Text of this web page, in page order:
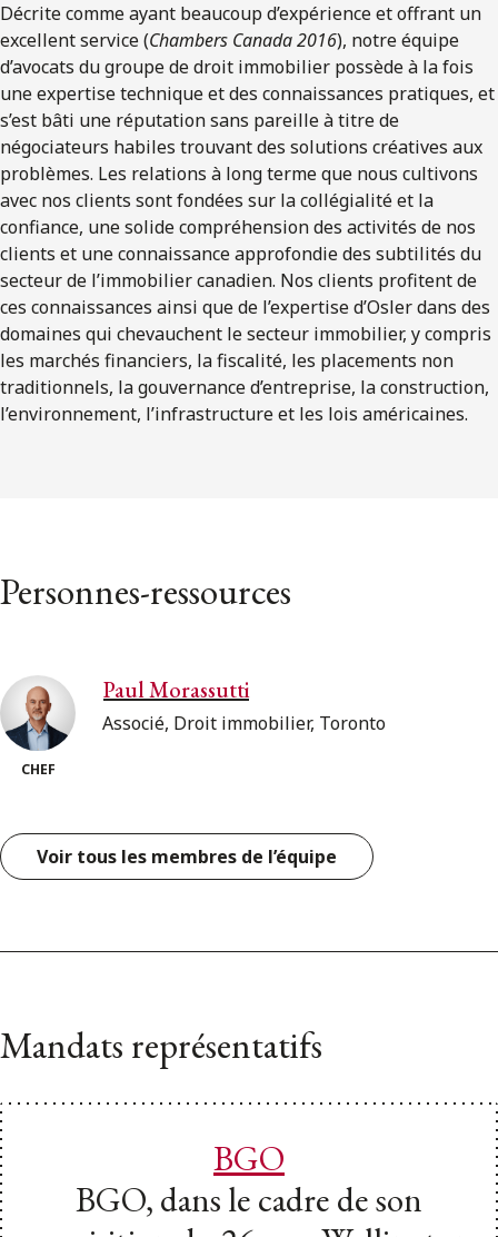
Décrite comme ayant beaucoup d’expérience et offrant un
excellent service (Chambers Canada 2016), notre équipe
d’avocats du groupe de droit immobilier possède à la fois
une expertise technique et des connaissances pratiques, et
s’est bâti une réputation sans pareille à titre de
négociateurs habiles trouvant des solutions créatives aux
problèmes. Les relations à long terme que nous cultivons
avec nos clients sont fondées sur la collégialité et la
confiance, une solide compréhension des activités de nos
clients et une connaissance approfondie des subtilités du
secteur de l’immobilier canadien. Nos clients profitent de
ces connaissances ainsi que de l’expertise d’Osler dans des
domaines qui chevauchent le secteur immobilier, y compris
les marchés financiers, la fiscalité, les placements non
traditionnels, la gouvernance d’entreprise, la construction,
l’environnement, l’infrastructure et les lois américaines.
Personnes-ressources
CHEF
Paul Morassutti
Associé, Droit immobilier, Toronto
Voir tous les membres de l’équipe
Mandats représentatifs
BGO
BGO, dans le cadre de son